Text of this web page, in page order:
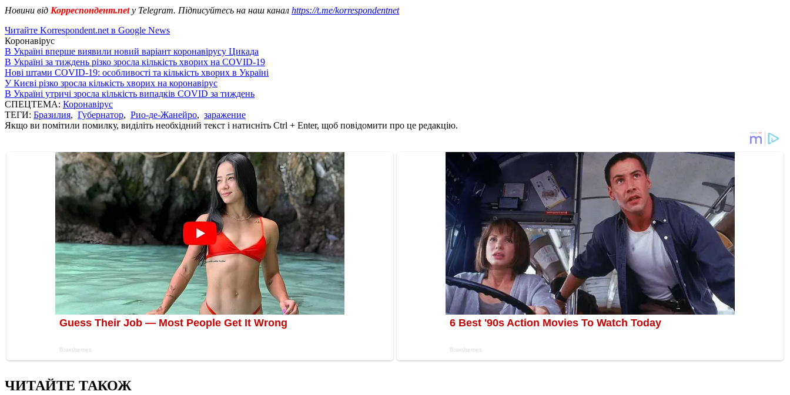
Новини від Корреспондент.net у Telegram. Підписуйтесь на наш канал https://t.me/korrespondentnet
Читайте Korrespondent.net в Google News
Коронавірус
В Україні вперше виявили новий варіант коронавірусу Цикада
В Україні за тиждень різко зросла кількість хворих на COVID-19
Нові штами COVID-19: особливості та кількість хворих в Україні
У Києві різко зросла кількість хворих на коронавірус
В Україні утричі зросла кількість випадків COVID за тиждень
СПЕЦТЕМА: Коронавірус
ТЕГИ: Бразилия, Губернатор, Рио-де-Жанейро, заражение
Якщо ви помітили помилку, виділіть необхідний текст і натисніть Ctrl + Enter, щоб повідомити про це редакцію.
ЧИТАЙТЕ ТАКОЖ